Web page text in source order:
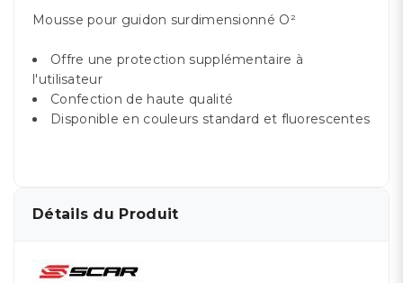
Mousse pour guidon surdimensionné O²
Offre une protection supplémentaire à
l'utilisateur
Confection de haute qualité
Disponible en couleurs standard et fluorescentes
Détails du Produit